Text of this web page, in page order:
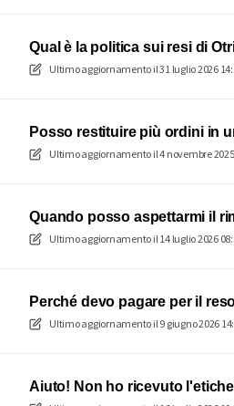
Qual è la politica sui resi di
Ultimo aggiornamento il31 luglio 2026
Posso restituire più ordini in
Ultimo aggiornamento il4 novembre
Quando posso aspettarmi il
Ultimo aggiornamento il14 luglio 2026
Perché devo pagare per il
Ultimo aggiornamento il9 giugno 2026
Aiuto! Non ho ricevuto